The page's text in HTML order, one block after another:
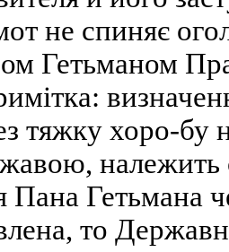
не спиняє
Гетьманом
тяжку хоро-бу
належить
Пана Гетьмана
то